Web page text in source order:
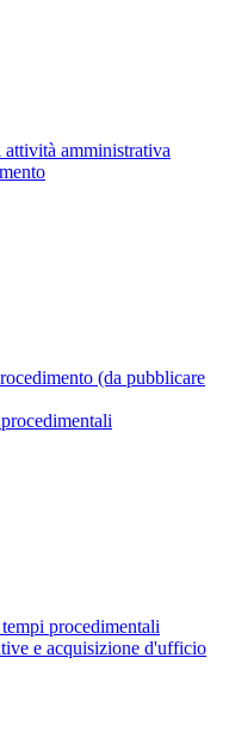
attività amministrativa
(da pubblicare
procedimentali
e acquisizione d'ufficio